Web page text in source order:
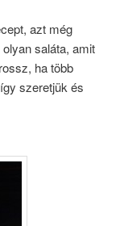
azt még
saláta, amit
ha több
szeretjük és